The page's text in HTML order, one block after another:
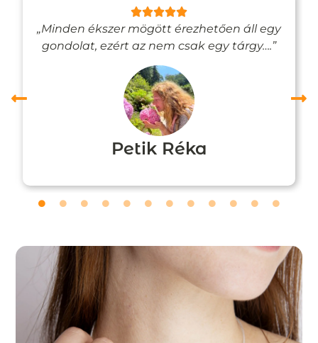
„Minden ékszer mögött érezhetően áll egy
gondolat, ezért az nem csak egy tárgy….”
Petik Réka